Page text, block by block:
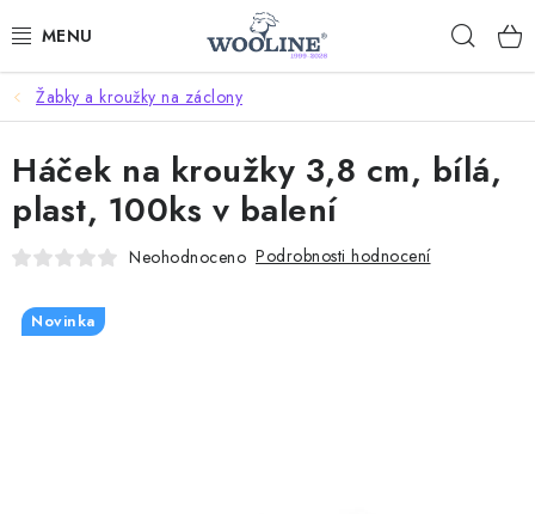
na
AKCE %
DÁRKOVÉ POUKAZY
OBLEČENÍ
Žabky a kroužky na záclony
Háček na kroužky 3,8 cm, bílá,
plast, 100ks v balení
Neohodnoceno Podrobnosti hodnocení
Novinka